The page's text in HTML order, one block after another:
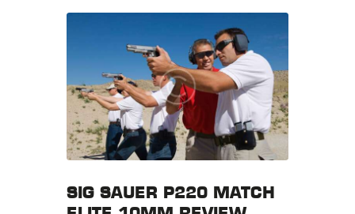
ᲛᲗᲐᲕᲐᲠᲘ
ᲡᲘᲐᲮᲚᲔᲔᲑᲘ
ᲐᲥᲢᲘᲕᲝᲑᲔᲑᲘ
ᲡᲐᲛᲮᲔᲓᲠᲝ ᲯᲒᲣᲤᲘ
ᲓᲐᲔᲮᲛᲐᲠᲔ ᲐᲘᲡᲡ
ᲙᲝᲜᲢᲐᲥᲢᲘ
SIG SAUER P220 MATCH